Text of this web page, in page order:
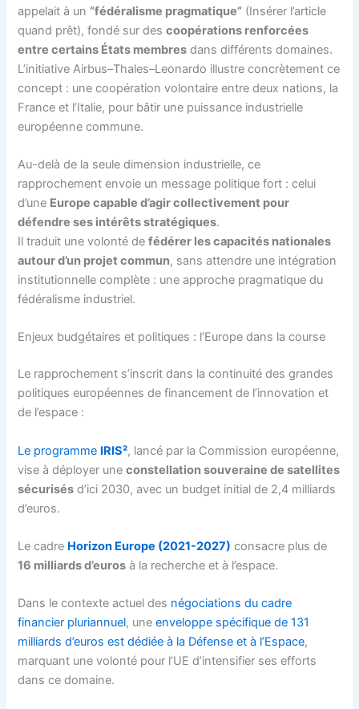
appelait à un “fédéralisme pragmatique” (Insérer l’article
quand prêt), fondé sur descoopérations renforcées
entre certains États membres dans différents domaines.
L’initiative Airbus–Thales–Leonardo illustre concrètement ce
concept : une coopération volontaire entre deux nations, la
France et l’Italie, pour bâtir une puissance industrielle
européenne commune.
Au-delà de la seule dimension industrielle, ce
rapprochement envoie un message politique fort : celui
d’une Europe capable d’agir collectivement pour
défendre ses intérêts stratégiques.
Il traduit une volonté defédérer les capacités nationales
autour d’un projet commun, sans attendre une intégration
institutionnelle complète : une approche pragmatique du
fédéralisme industriel.
Enjeux budgétaires et politiques : l’Europe dans la course
Le rapprochement s’inscrit dans la continuité des grandes
politiques européennes de financement de l’innovation et
de l’espace :
Le programme IRIS², lancé par la Commission européenne,
vise à déployer uneconstellation souveraine de satellites
sécurisés d’ici 2030, avec un budget initial de 2,4 milliards
d’euros.
Le cadre Horizon Europe (2021-2027) consacre plus de
16 milliards d’euros à la recherche et à l’espace.
Dans le contexte actuel des négociations du cadre
financier pluriannuel, uneenveloppe spécifique de 131
milliards d’euros est dédiée à la Défense et à l’Espace,
marquant une volonté pour l’UE d’intensifier ses efforts
dans ce domaine.